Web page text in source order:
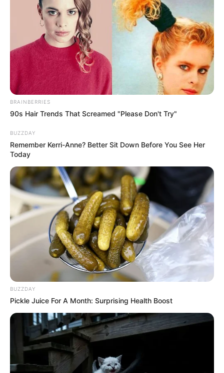
Szerző • May 27, 2026
BRAINBERRIES
90s Hair Trends That Screamed "Please Don't Try"
BUZZDAY
Remember Kerri-Anne? Better Sit Down Before You See Her
Today
BUZZDAY
Pickle Juice For A Month: Surprising Health Boost